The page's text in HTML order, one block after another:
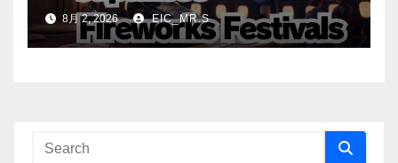
8月 2, 2026 EIC_MR.S